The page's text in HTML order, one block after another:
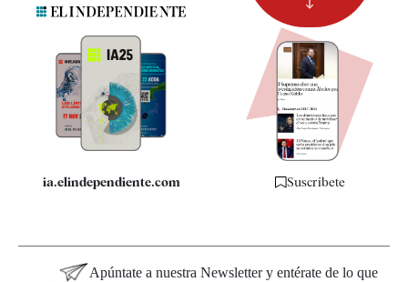
Quiénes somos
Especificaciones
ia.elindependiente.com Suscríbete
Apúntate a nuestra Newsletter y entérate de lo que